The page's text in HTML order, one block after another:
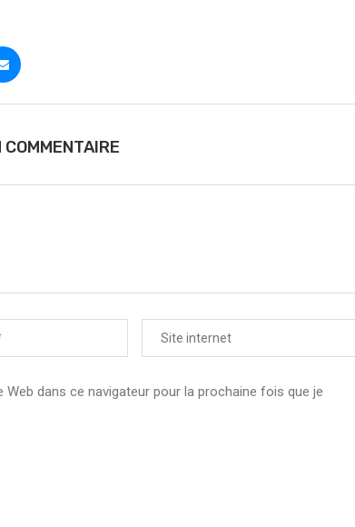
dans ce navigateur pour la prochaine fois que je